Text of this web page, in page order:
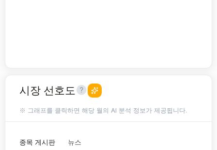
시장 선호도
※ 그래프를 클릭하면 해당 월의 AI 분석 정보가 제공됩니다.
종목 게시판 뉴스